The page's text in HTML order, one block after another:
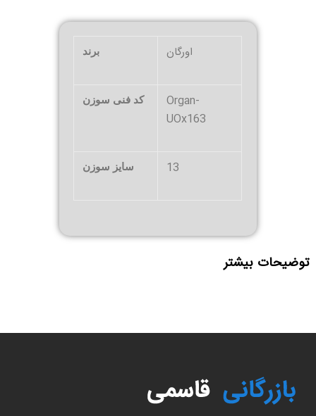
برند اورگان
کد فنی سوزن
Organ-
UOx163
سایز سوزن 13
توضیحات بیشتر